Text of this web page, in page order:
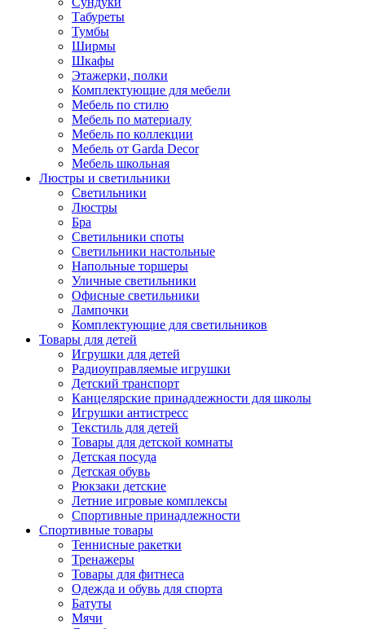
Табуреты
Тумбы
Ширмы
Шкафы
Этажерки, полки
Комплектующие для мебели
Мебель по стилю
Мебель по материалу
Мебель по коллекции
Мебель от Garda Decor
Мебель школьная
Люстры и светильники
Светильники
Люстры
Бра
Светильники споты
Светильники настольные
Напольные торшеры
Уличные светильники
Офисные светильники
Лампочки
Комплектующие для светильников
Товары для детей
Игрушки для детей
Радиоуправляемые игрушки
Детский транспорт
Канцелярские принадлежности для школы
Игрушки антистресс
Текстиль для детей
Товары для детской комнаты
Детская посуда
Детская обувь
Рюкзаки детские
Летние игровые комплексы
Спортивные принадлежности
Спортивные товары
Теннисные ракетки
Тренажеры
Товары для фитнеса
Одежда и обувь для спорта
Батуты
Мячи